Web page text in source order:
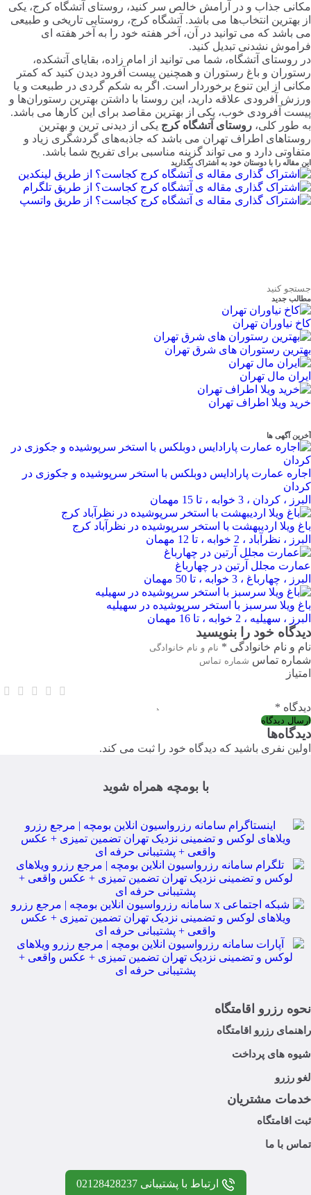
مکانی جذاب و در آرامش خالص سر کنید، روستای آتشگاه کرج، یکی
از بهترین انتخاب‌ها می باشد. آتشگاه کرج، روستایی تاریخی و طبیعی
می باشد که می توانید در آن، آخر هفته خود را به آخر هفته ای
فراموش نشدنی تبدیل کنید.
در روستای آتشگاه، شما می توانید از امام زاده، بقایای آتشکده،
رستوران و باغ رستوران و همچنین پیست آفرود دیدن کنید که کمتر
مکانی از این تنوع برخوردار است. اگر به شکم گردی در طبیعت و یا
ورزش آفرودی علاقه دارید، این روستا با داشتن بهترین رستوران‌ها و
پیست آفرودی خوب، یکی از بهترین مقاصد برای این کارها می باشد.
به طور کلی، روستای آتشگاه کرج یکی از دیدنی ترین و بهترین
روستاهای اطراف تهران می باشد که جاذبه‌های گردشگری زیاد و
متفاوتی دارد و می تواند گزینه مناسبی برای تفریح شما باشد.
این مقاله را با دوستان خود به اشتراک بگذارید
مطالب جدید
کاخ نیاوران تهران
بهترین رستوران های شرق تهران
ایران مال تهران
خرید ویلا اطراف تهران
آخرین آگهی ها
اجاره عمارت پارادایس دوبلکس با استخر سرپوشیده و جکوزی در
کردان
البرز ، کردان ، 3 خوابه ، تا 15 مهمان
باغ ویلا اردیبهشت با استخر سرپوشیده در نظرآباد کرج
البرز ، نظرآباد ، 2 خوابه ، تا 12 مهمان
عمارت مجلل آرتین در چهارباغ
البرز ، چهارباغ ، 3 خوابه ، تا 50 مهمان
باغ ویلا سرسبز با استخر سرپوشیده در سهیلیه
البرز ، سهیلیه ، 2 خوابه ، تا 16 مهمان
دیدگاه خود را بنویسید
نام و نام خانوادگی *
شماره تماس
امتیاز
دیدگاه *
دیدگاه‌ها
اولین نفری باشید که دیدگاه خود را ثبت می کند.
با بومچه همراه شوید
نحوه رزرو اقامتگاه
راهنمای رزرو اقامتگاه
شیوه های پرداخت
لغو رزرو
خدمات مشتریان
ثبت اقامتگاه
تماس با ما
ارتباط با پشتیبانی 02128428237